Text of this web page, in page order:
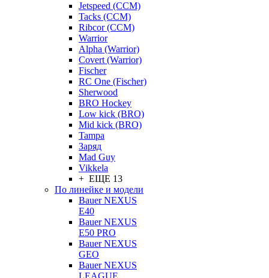
Jetspeed (CCM)
Tacks (CCM)
Ribcor (CCM)
Warrior
Alpha (Warrior)
Covert (Warrior)
Fischer
RC One (Fischer)
Sherwood
BRO Hockey
Low kick (BRO)
Mid kick (BRO)
Tampa
Заряд
Mad Guy
Vikkela
+ ЕЩЕ 13
По линейке и модели
Bauer NEXUS
E40
Bauer NEXUS
E50 PRO
Bauer NEXUS
GEO
Bauer NEXUS
LEAGUE